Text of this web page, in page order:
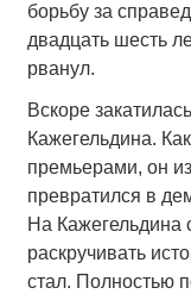
борьбу за
двадцать шесть
рванул.
Вскоре
Кажегельдина.
премьерами, он
превратился в
На Кажегельдина
раскручивать
стал. Полностью